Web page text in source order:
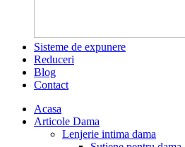
Sisteme de expunere
Reduceri
Blog
Contact
Acasa
Articole Dama
Lenjerie intima dama